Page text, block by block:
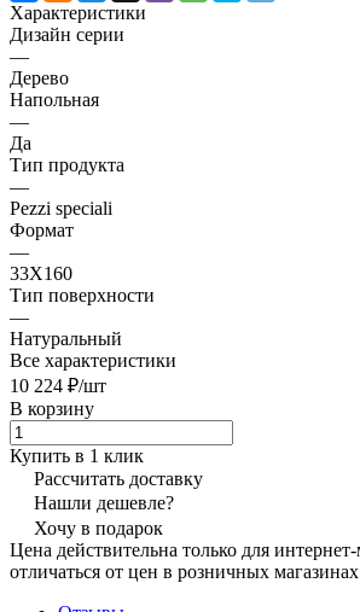
Характеристики
Дизайн серии
—
Дерево
Напольная
—
Да
Тип продукта
—
Pezzi speciali
Формат
—
33X160
Тип поверхности
—
Натуральный
Все характеристики
10 224 ₽/шт
В корзину
Купить в 1 клик
Рассчитать доставку
Нашли дешевле?
Хочу в подарок
Цена действительна только для
отличаться от цен в розничных магазинах